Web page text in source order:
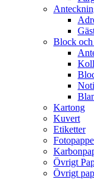
Block
Kartong
Kuvert
Etiketter
Övrigt
Övrigt